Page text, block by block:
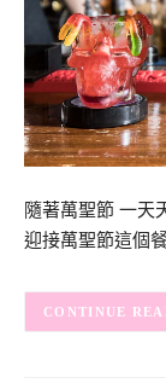
隨著萬聖節 一天
迎接萬聖節這個
CONTINUE